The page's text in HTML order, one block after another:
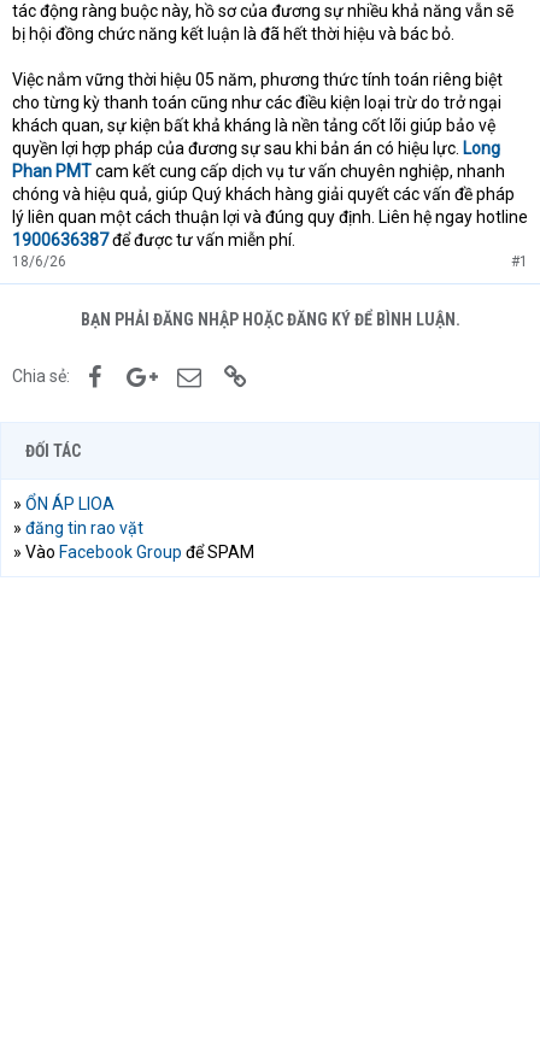
tác động ràng buộc này, hồ sơ của đương sự nhiều khả năng vẫn sẽ
bị hội đồng chức năng kết luận là đã hết thời hiệu và bác bỏ.
Việc nắm vững thời hiệu 05 năm, phương thức tính toán riêng biệt
cho từng kỳ thanh toán cũng như các điều kiện loại trừ do trở ngại
khách quan, sự kiện bất khả kháng là nền tảng cốt lõi giúp bảo vệ
quyền lợi hợp pháp của đương sự sau khi bản án có hiệu lực. Long
Phan PMTcam kết cung cấp dịch vụ tư vấn chuyên nghiệp, nhanh
chóng và hiệu quả, giúp Quý khách hàng giải quyết các vấn đề pháp
lý liên quan một cách thuận lợi và đúng quy định. Liên hệ ngay hotline
1900636387để được tư vấn miễn phí.
18/6/26 #1
BẠN PHẢI ĐĂNG NHẬP HOẶC ĐĂNG KÝ ĐỂ BÌNH LUẬN.
Chia sẻ: FacebookGoogle+Email
ĐỐI TÁC
» ỔN ÁP LIOA
» đăng tin rao vặt
» Vào Facebook Group để SPAM